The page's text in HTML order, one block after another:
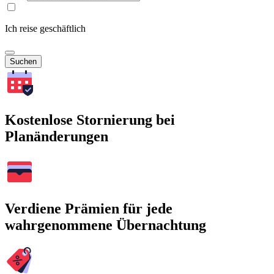
Ich reise geschäftlich
Suchen
Kostenlose Stornierung bei
Planänderungen
Verdiene Prämien für jede
wahrgenommene Übernachtung